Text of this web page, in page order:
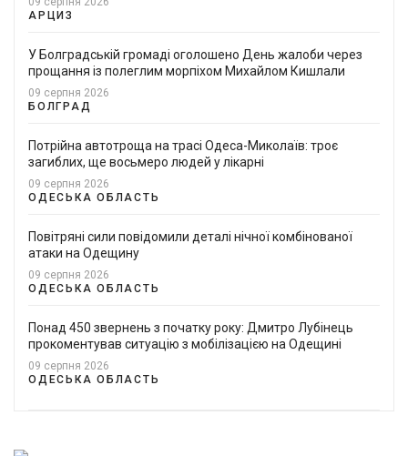
АРЦИЗ
У Болградській громаді оголошено День жалоби через
прощання із полеглим морпіхом Михайлом Кишлали
09 серпня 2026
БОЛГРАД
Потрійна автотроща на трасі Одеса-Миколаїв: троє
загиблих, ще восьмеро людей у лікарні
09 серпня 2026
ОДЕСЬКА ОБЛАСТЬ
Повітряні сили повідомили деталі нічної комбінованої
атаки на Одещину
09 серпня 2026
ОДЕСЬКА ОБЛАСТЬ
Понад 450 звернень з початку року: Дмитро Лубінець
прокоментував ситуацію з мобілізацією на Одещині
09 серпня 2026
ОДЕСЬКА ОБЛАСТЬ